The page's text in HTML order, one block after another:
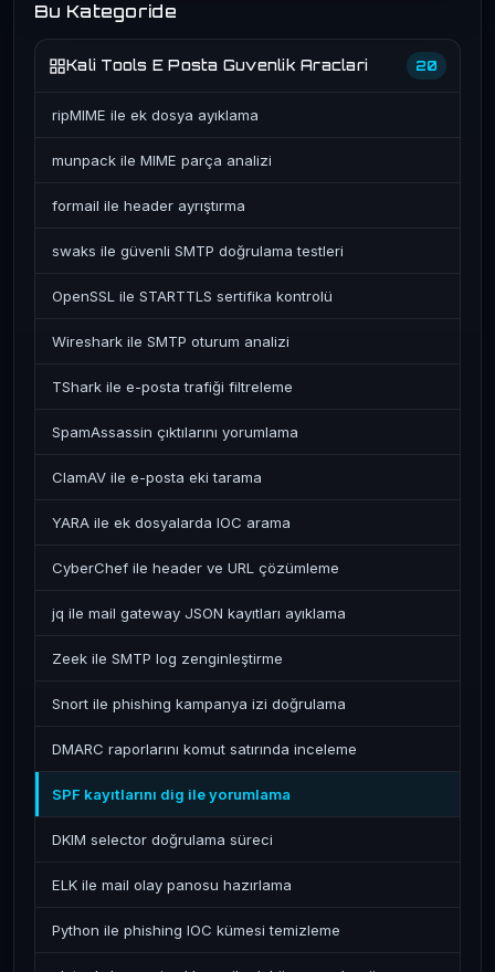
Bu Kategoride
Kali Tools E Posta Guvenlik Araclari 20
ripMIME ile ek dosya ayıklama
munpack ile MIME parça analizi
formail ile header ayrıştırma
swaks ile güvenli SMTP doğrulama testleri
OpenSSL ile STARTTLS sertifika kontrolü
Wireshark ile SMTP oturum analizi
TShark ile e-posta trafiği filtreleme
SpamAssassin çıktılarını yorumlama
ClamAV ile e-posta eki tarama
YARA ile ek dosyalarda IOC arama
CyberChef ile header ve URL çözümleme
jq ile mail gateway JSON kayıtları ayıklama
Zeek ile SMTP log zenginleştirme
Snort ile phishing kampanya izi doğrulama
DMARC raporlarını komut satırında inceleme
SPF kayıtlarını dig ile yorumlama
DKIM selector doğrulama süreci
ELK ile mail olay panosu hazırlama
Python ile phishing IOC kümesi temizleme